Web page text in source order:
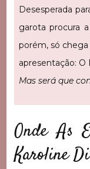
Desesperada
garota procura
porém, só
apresentação: O
Mas será que
Onde As
Karoline